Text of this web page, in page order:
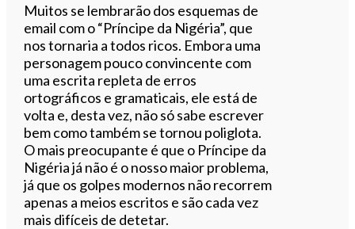
Muitos se lembrarão dos esquemas de
email com o “Príncipe da Nigéria”, que
nos tornaria a todos ricos. Embora uma
personagem pouco convincente com
uma escrita repleta de erros
ortográficos e gramaticais, ele está de
volta e, desta vez, não só sabe escrever
bem como também se tornou poliglota.
O mais preocupante é que o Príncipe da
Nigéria já não é o nosso maior problema,
já que os golpes modernos não recorrem
apenas a meios escritos e são cada vez
mais difíceis de detetar.